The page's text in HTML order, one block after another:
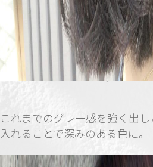
これまでのグレー感を強く出
入れることで深みのある色に。